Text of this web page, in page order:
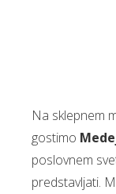
Na sklepnem
gostimo
poslovnem
predstavljati.